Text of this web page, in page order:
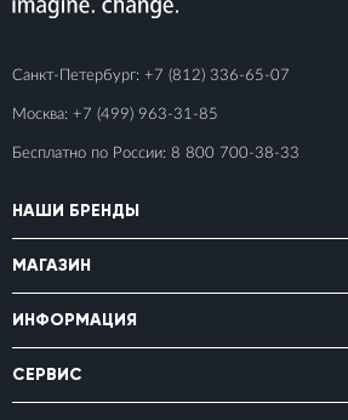
Санкт-Петербург: +7 (812) 336-65-07
Москва: +7 (499) 963-31-85
Бесплатно по России: 8 800 700-38-33
НАШИ БРЕНДЫ
МАГАЗИН
ИНФОРМАЦИЯ
СЕРВИС